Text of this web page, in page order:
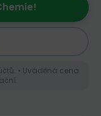
• Uváděná cena